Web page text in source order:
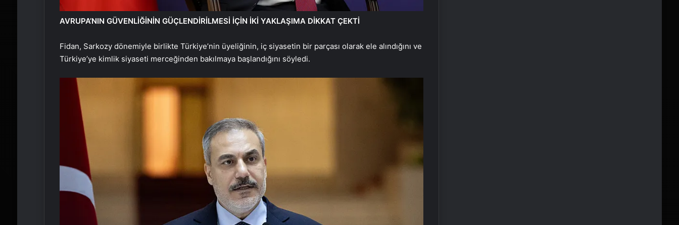
AVRUPA’NIN GÜVENLİĞİNİN GÜÇLENDİRİLMESİ İÇİN İKİ YAKLAŞIMA DİKKAT ÇEKTİ
Fidan, Sarkozy dönemiyle birlikte Türkiye’nin üyeliğinin, iç siyasetin bir parçası olarak ele alındığını ve
Türkiye’ye kimlik siyaseti merceğinden bakılmaya başlandığını söyledi.